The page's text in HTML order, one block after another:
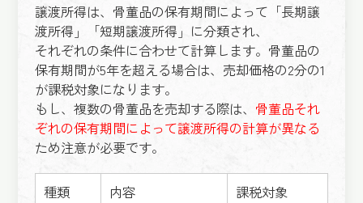
譲渡所得は、骨董品の保有期間によって「長期譲
渡所得」「短期譲渡所得」に分類され、
それぞれの条件に合わせて計算します。骨董品の
保有期間が5年を超える場合は、売却価格の2分の1
が課税対象になります。
もし、複数の骨董品を売却する際は、 骨董品それ
ぞれの保有期間によって譲渡所得の計算が異なる
ため注意が必要です。
種類 内容 課税対象